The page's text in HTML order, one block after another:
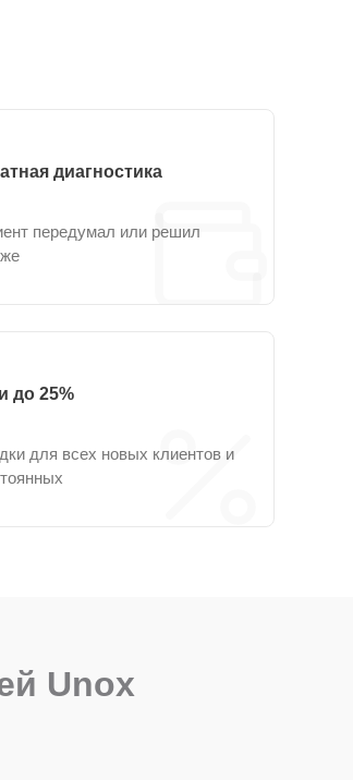
диагностика
передумал или решил
до 25%
для всех новых клиентов и
Unox